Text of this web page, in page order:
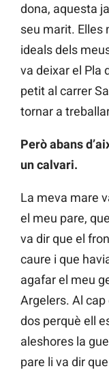
dona, aquesta
seu marit. Elles
ideals dels
va deixar el Pla
petit al carrer
tornar a
Però abans
un calvari.
La meva mare
el meu pare,
va dir que el
caure i que
agafar el meu
Argelers. Al cap
dos perquè ell
aleshores la
pare li va dir